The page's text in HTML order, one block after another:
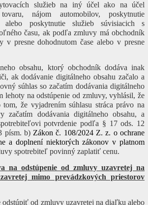
služieb na iný účel ako na účel
nájom automobilov, poskytnutie
alebo poskytnutie služieb súvisiacich s
času, ak podľa zmluvy má obchodník
v presne dohodnutom čase alebo v presne
obsahu, ktorý obchodník dodáva inak
ak dodávanie digitálneho obsahu začalo a
súhlas so začatím dodávania digitálneho
lehoty na odstúpenie od zmluvy, vyhlásil, že
že vyjadrením súhlasu stráca právo na
začatím dodávania digitálneho obsahu, a
potvrdenie podľa § 17 ods. 12
písm. b) Zákon č. 108/2024 Z. z. o ochrane
a doplnení niektorých zákonov v platnom
spotrebiteľ povinný zaplatiť cenu.
na odstúpenie od zmluvy uzavretej na
mimo prevádzkových priestorov
odstúpiť od zmluvy uzavretej na diaľku alebo